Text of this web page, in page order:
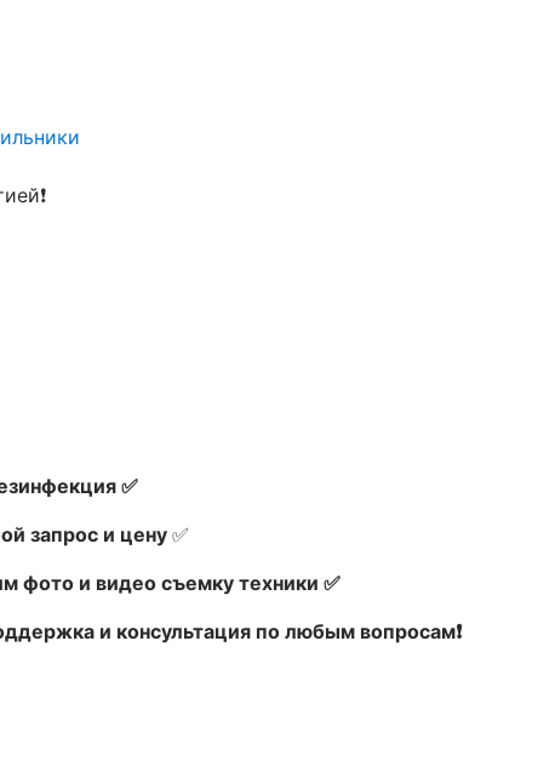
✅
запрос и цену ✅
фото и видео съемку техники ✅
и консультация по любым вопросам❗